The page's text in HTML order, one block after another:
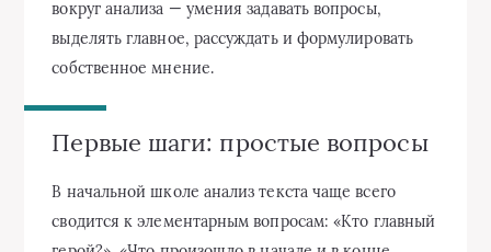
вокруг анализа — умения задавать вопросы,
выделять главное, рассуждать и формулировать
собственное мнение.
Первые шаги: простые вопросы
В начальной школе анализ текста чаще всего
сводится к элементарным вопросам: «Кто главный